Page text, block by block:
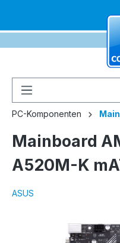
PC-Komponenten
Mainboard
A520M-K
ASUS
Bildergalerie überspringen